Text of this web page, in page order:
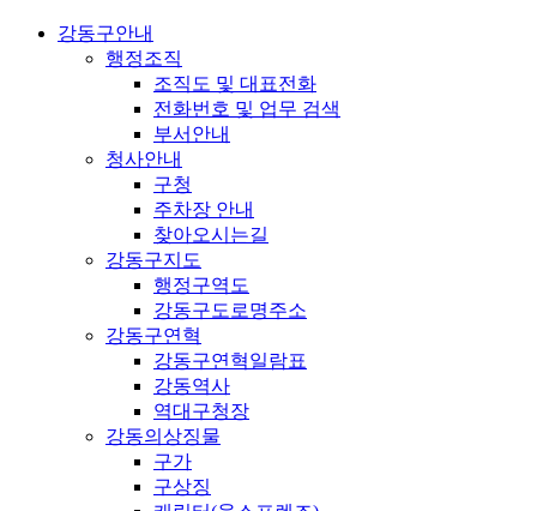
강동구안내
행정조직
조직도 및 대표전화
전화번호 및 업무 검색
부서안내
청사안내
구청
주차장 안내
찾아오시는길
강동구지도
행정구역도
강동구도로명주소
강동구연혁
강동구연혁일람표
강동역사
역대구청장
강동의상징물
구가
구상징